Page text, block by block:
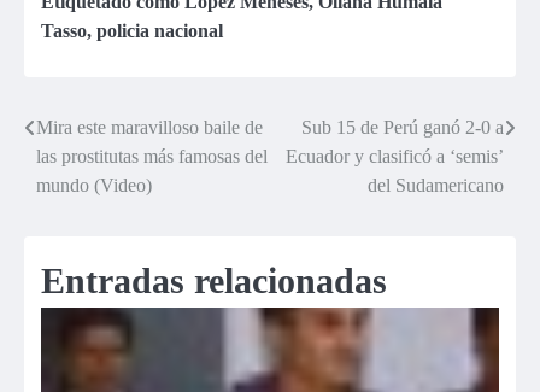
Twitter
Tasso, policia nacional
Navegación
de
Mira este maravilloso baile de
las prostitutas más famosas del
mundo (Video)
Sub 15 de Perú ganó 2-0 a
Ecuador y clasificó a ‘semis’
del Sudamericano
Entradas relacionadas